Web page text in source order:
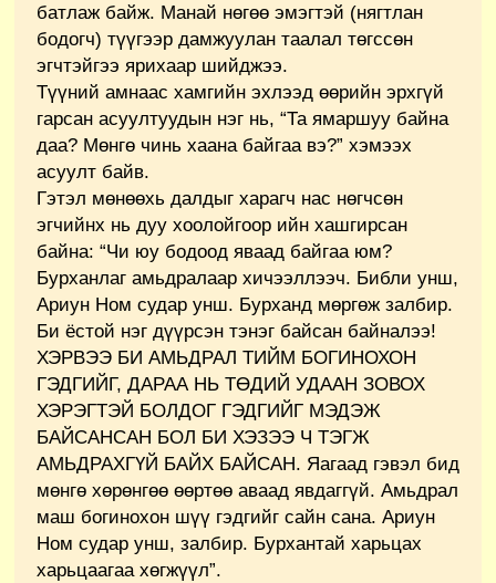
батлаж байж. Манай нөгөө эмэгтэй (нягтлан
бодогч) түүгээр дамжуулан таалал төгссөн
эгчтэйгээ ярихаар шийджээ.
Түүний амнаас хамгийн эхлээд өөрийн эрхгүй
гарсан асуултуудын нэг нь, “Та ямаршуу байна
даа? Мөнгө чинь хаана байгаа вэ?” хэмээх
асуулт байв.
Гэтэл мөнөөхь далдыг харагч нас нөгчсөн
эгчийнх нь дуу хоолойгоор ийн хашгирсан
байна: “Чи юу бодоод яваад байгаа юм?
Бурханлаг амьдралаар хичээллээч. Библи унш,
Ариун Ном судар унш. Бурханд мөргөж залбир.
Би ёстой нэг дүүрсэн тэнэг байсан байналээ!
ХЭРВЭЭ БИ АМЬДРАЛ ТИЙМ БОГИНОХОН
ГЭДГИЙГ, ДАРАА НЬ ТӨДИЙ УДААН ЗОВОХ
ХЭРЭГТЭЙ БОЛДОГ ГЭДГИЙГ МЭДЭЖ
БАЙСАНСАН БОЛ БИ ХЭЗЭЭ Ч ТЭГЖ
АМЬДРАХГҮЙ БАЙХ БАЙСАН. Яагаад гэвэл бид
мөнгө хөрөнгөө өөртөө аваад явдаггүй. Амьдрал
маш богинохон шүү гэдгийг сайн сана. Ариун
Ном судар унш, залбир. Бурхантай харьцах
харьцаагаа хөгжүүл”.